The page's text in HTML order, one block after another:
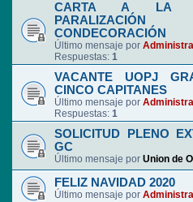
CARTA A LA
CONDECORACIÓN
Último mensaje por
Respuestas: 1
VACANTE UOPJ
CINCO CAPITANES
Último mensaje por
Respuestas: 1
SOLICITUD PLENO
GC
Último mensaje por Union de
FELIZ NAVIDAD 2020
Último mensaje por